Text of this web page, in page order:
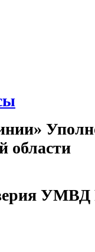
области
УМВД